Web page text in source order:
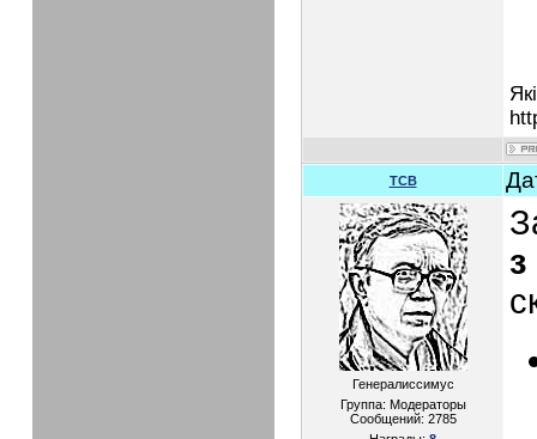
TCB
Генералиссимус
Группа: Модераторы
Сообщений: 2785
з